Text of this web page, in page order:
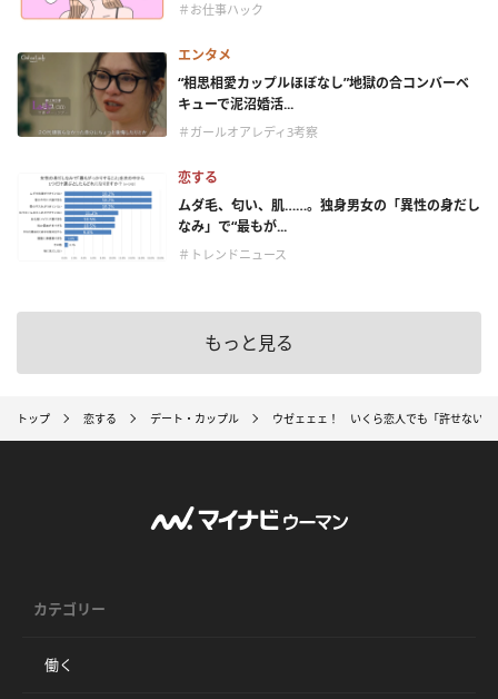
＃お仕事ハック
エンタメ
“相思相愛カップルほぼなし”地獄の合コンバーベ
キューで泥沼婚活...
＃ガールオアレディ3考察
恋する
ムダ毛、匂い、肌……。独身男女の「異性の身だし
なみ」で“最もが...
＃トレンドニュース
もっと見る
トップ 恋する デート・カップル ウゼェェェ！ いくら恋人でも「許せない」
カテゴリー
働く